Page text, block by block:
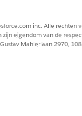
inc. Alle rechten
zijn eigendom van de
Mahlerlaan 2970,